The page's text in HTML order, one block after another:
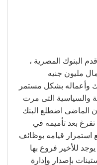
البنوك المصرية ،
يونيو 1898 برأسمال مليون جنيه
وأعماله بشكل مستمر
والسياسية التى مرت
الماضى اضطلع البنك
تفرغ بعد تأميمه في
استمرار قيامه بوظائف
للأخير فروع بها
بإصدار وإدارة